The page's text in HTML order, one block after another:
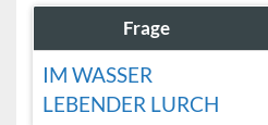
Frage
IM WASSER
LEBENDER LURCH